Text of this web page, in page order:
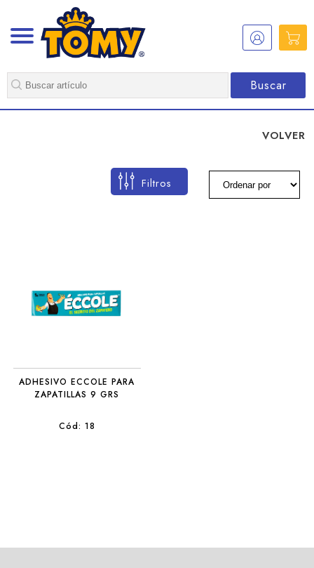
Buscar
VOLVER
Filtros
ADHESIVO ECCOLE PARA
ZAPATILLAS 9 GRS
Cód: 18